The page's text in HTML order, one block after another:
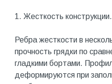
1. Жесткость конструкции.
Ребра жесткости в
прочность грядки по
гладкими бортами.
деформируются при